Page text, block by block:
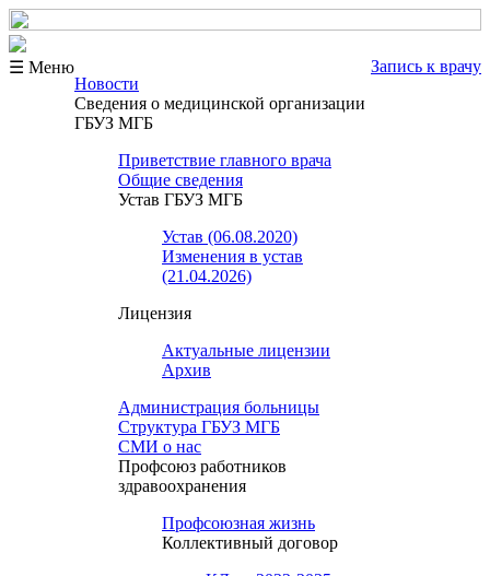
☰ Меню
Запись к врачу
Новости
Сведения о медицинской организации
ГБУЗ МГБ
Приветствие главного врача
Общие сведения
Устав ГБУЗ МГБ
Устав (06.08.2020)
Изменения в устав
(21.04.2026)
Лицензия
Актуальные лицензии
Архив
Администрация больницы
Структура ГБУЗ МГБ
СМИ о нас
Профсоюз работников
здравоохранения
Профсоюзная жизнь
Коллективный договор